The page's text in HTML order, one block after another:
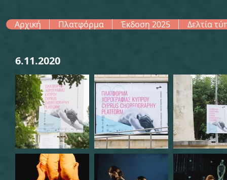
Αρχική Πλατφόρμα Έκδοση 2025 Δελτία
6.11.2020